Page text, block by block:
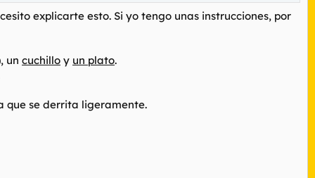
explicarte esto. Si yo tengo unas instrucciones, por
un cuchillo y un plato.
que se derrita ligeramente.